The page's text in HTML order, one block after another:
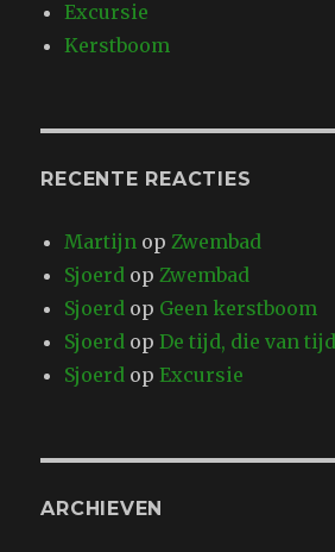
Excursie
Kerstboom
RECENTE REACTIES
Martijn op Zwembad
Sjoerd op Zwembad
Sjoerd op Geen kerstboom
Sjoerd opDe tijd, die van
Sjoerd opExcursie
ARCHIEVEN